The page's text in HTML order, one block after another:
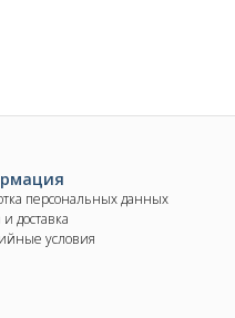
персональных данных
доставка
условия